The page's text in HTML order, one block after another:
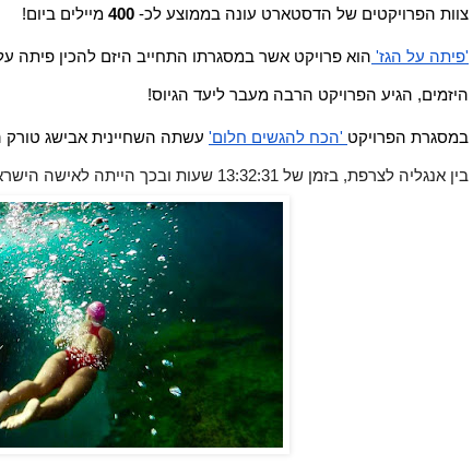
צוות הפרויקטים של הדסטארט עונה בממוצע לכ- 400 מיילים ביום!
'פיתה על הגז'
היזמים, הגיע הפרויקט הרבה מעבר ליעד הגיוס!
במסגרת הפרויקט 'הכח להגשים חלום' עשתה השחיינית אבישג
בין אנגליה לצרפת, בזמן של 13:32:31 שעות ובכך הייתה לאישה הישראלית הראשונה שצלחה את התעלה.